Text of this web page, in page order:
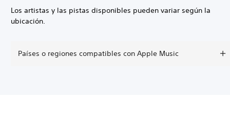
Los artistas y las pistas disponibles pueden variar según la
ubicación.
Países o regiones compatibles con Apple Music